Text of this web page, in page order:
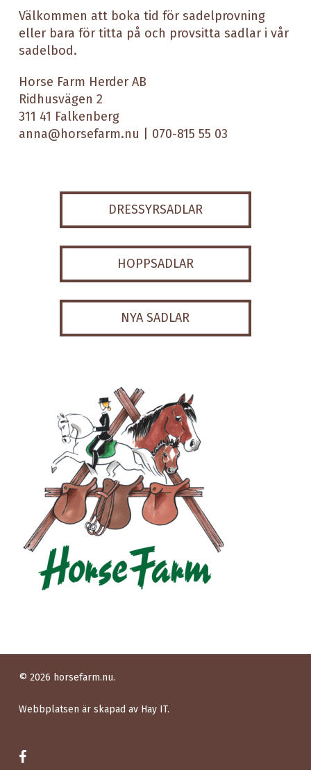
Välkommen att boka tid för sadelprovning
eller bara för titta på och provsitta sadlar i vår
sadelbod.
Horse Farm Herder AB
Ridhusvägen 2
311 41 Falkenberg
anna@horsefarm.nu | 070-815 55 03
DRESSYRSADLAR
HOPPSADLAR
NYA SADLAR
© 2026 horsefarm.nu.
Webbplatsen är skapad av Hay IT.
facebook